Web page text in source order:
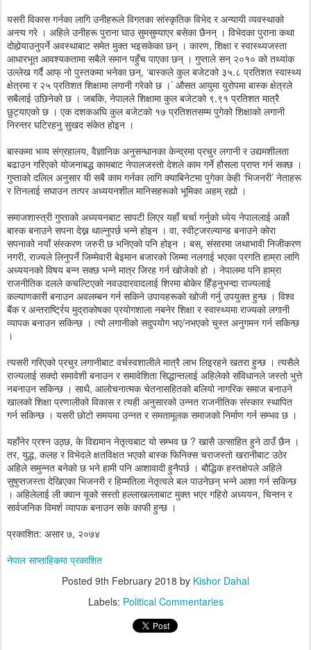
यसरी विकास गर्नका लागि उनीहरूले विगतका सांस्कृतिक विभेद र अन्यायी व्यवस्थाको
अन्त्य गरे । अहिले उनीहरू पुराना घाउ सुमसुम्याएर बसेका छैनन् । विभेदका पुराना कथा
दोहोर्‍याउनुपर्ने अवस्थाबाट समेत मुक्त भइसकेका छन् । कारण, शिक्षा र स्वास्थ्यजस्ता
आधारभूत आवश्यकतामा सबैले समान पहुँच पाएका छन् । गुप्ताले सन् २०१० को तथ्यांक
उल्लेख गर्दै आफ् नो पुस्तकमा भनेका छन्, ‘बास्कले कुल बजेटको ३५.८ प्रतिशत स्वास्थ्य
क्षेत्रमा र २५ प्रतिशत शिक्षामा लगानी गरेको छ ।’ औसत आयुमा युरोपमा बास्क क्षेत्रले
सबैलाई उछिनेको छ । जबकि, नेपालले शिक्षामा कुल बजेटको ९.९१ प्रतिशत मात्रै
छुट्याएको छ । एक दशकअघि कुल बजेटको १७ प्रतिशतसम्म पुगेको शिक्षाको लगानी
निरन्तर घटिरहनु सुखद संकेत होइन ।
बास्कमा भव्य संग्रहालय, वैज्ञानिक अनुसन्धानका केन्द्रमा प्रचुर लगानी र उद्यमशीलता
बढाउन गरिएको योजनाबद्ध कामबाट नेपालजस्तो देशले काम गर्ने हौसला प्राप्त गर्न सक्छ ।
गुप्ताको दलिल अनुसार यी सबै काम गर्नका लागि क्याबिनेटमा पुगेका केही ‘भिजनरी’ नेताहरू
र तिनलाई सघाउन तत्पर अध्ययनशील मानिसहरूको भूमिका अहम् रह्यो ।
समाजशास्त्री गुप्ताको अध्ययनबाट सापटी लिएर यहाँ चर्चा गर्नुको ध्येय नेपाललाई अर्को
बास्क बनाउने सपना देख्न थाल्नुपर्छ भन्ने होइन । वा, स्वीट्जरल्यान्ड बनाउने कोरा
सपनाको नयाँ संस्करण जरुरी छ भनिएको पनि होइन । बस्, संसारमा जथाभावी निजीकरण
नगरी, राज्यले लिनुपर्ने जिम्मेवारी बेइमान बजारको जिम्मा नलगाई भएका प्रगति हाम्रा लागि
अध्ययनको विषय बन्न सक्छ भन्ने मात्र जिरह गर्न खोजेको हो । नेपालमा पनि हाम्रा
राजनीतिक दलले कचल्टिएको नवउदारवादलाई शिरमा बोकेर हिँड्नुभन्दा राज्यलाई
कल्याणकारी बनाउन अवलम्बन गर्न सकिने उपायहरूको खोजी गर्नु उपयुक्त हुन्छ । विश्व
बैंक र अन्तरार्ष्ट्रिय मुद्राकोषका प्रयोगशाला नबनेर शिक्षा र स्वास्थ्यमा राज्यको लगानी
व्यापक बनाउन सकिन्छ । त्यो लगानीको सदुपयोग भए/नभएको चुस्त अनुगमन गर्न सकिन्छ
।
त्यसरी गरिएको प्रचुर लगानीबाट वर्चस्वशालीले मात्रै लाभ लिइरहने खतरा हुन्छ । त्यसैले
राज्यलाई सक्दो समावेशी बनाउन र समावेशिता सिद्धान्तलाई अहिलेको संविधानले जस्तो भुत्ते
नबनाउन सकिन्छ । साथै, आलोचनात्मक चेतनासहितको बलियो नागरिक समाज बनाउने
खालको शिक्षा प्रणालीको विकास र त्यही अनुसारको उन्नत राजनीतिक संस्कार स्थापित
गर्न सकिन्छ । यसरी छोटो समयमा उन्नत र समतामूलक समाजको निर्माण गर्न सम्भव छ ।
यहाँनेर प्रश्न उठ्छ, के विद्यमान नेतृत्वबाट यो सम्भव छ ? खासै उत्साहित हुने ठाउँ छैन ।
तर, युद्ध, कलह र विभेदले क्षतविक्षत भएको बास्क फिनिक्स चराजस्तो खरानीबाट उठेर
अहिले समुन्नत बनेको छ भने हामी पनि आशावादी हुनैपर्छ । बौद्धिक हस्तक्षेपले अहिले
सुषुप्तजस्ता देखिएका भिजनरी र हिम्मतिला नेतृत्वले बल पाउनेछन् भन्ने आशा गर्न सकिन्छ
। अहिलेलाई ली क्वान यूको सस्तो हल्लाखल्लाबाट मुक्त भएर गहिरो अध्ययन, चिन्तन र
सार्वजनिक विमर्श व्यापक बनाउन सके काफी हुन्छ ।
प्रकाशित: असार ७, २०७४
नेपाल साप्ताहिकमा प्रकाशित
Posted 9th February 2018 by Kishor Dahal
Labels: Political Commentaries